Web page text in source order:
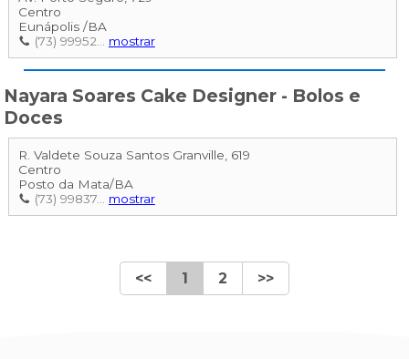
Centro
Eunápolis /BA
(73) 99952... mostrar
Nayara Soares Cake Designer - Bolos e
Doces
R. Valdete Souza Santos Granville, 619
Centro
Posto da Mata/BA
(73) 99837... mostrar
<< 1 2 >>